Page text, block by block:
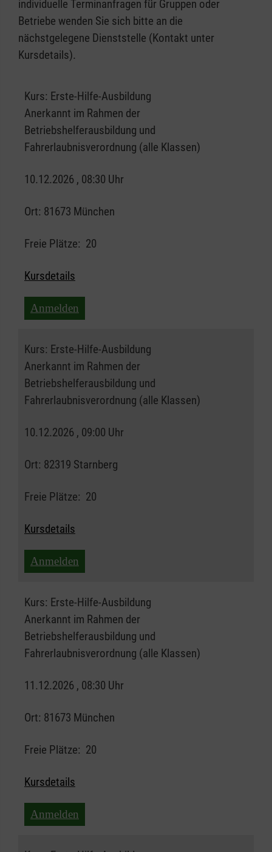
individuelle Terminanfragen für Gruppen oder
Betriebe wenden Sie sich bitte an die
nächstgelegene Dienststelle (Kontakt unter
Kursdetails).
Kurs: Erste-Hilfe-Ausbildung
Anerkannt im Rahmen der
Betriebshelferausbildung und
Fahrerlaubnisverordnung (alle Klassen)
10.12.2026 , 08:30 Uhr
Ort: 81673 München
Freie Plätze: 20
Kursdetails
Anmelden
Kurs: Erste-Hilfe-Ausbildung
Anerkannt im Rahmen der
Betriebshelferausbildung und
Fahrerlaubnisverordnung (alle Klassen)
10.12.2026 , 09:00 Uhr
Ort: 82319 Starnberg
Freie Plätze: 20
Kursdetails
Anmelden
Kurs: Erste-Hilfe-Ausbildung
Anerkannt im Rahmen der
Betriebshelferausbildung und
Fahrerlaubnisverordnung (alle Klassen)
11.12.2026 , 08:30 Uhr
Ort: 81673 München
Freie Plätze: 20
Kursdetails
Anmelden